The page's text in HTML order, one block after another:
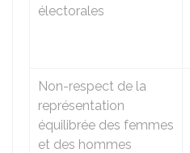
électorales
Non-respect de la
représentation
équilibrée des femmes
et des hommes